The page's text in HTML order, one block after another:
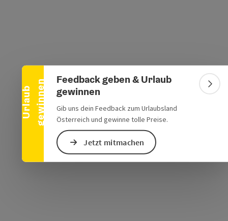
U
r
l
a
u
b
g
e
w
i
n
n
e n
Banner einklappen
Feedback geben & Urlaub
gewinnen
Gib uns dein Feedback zum Urlaubsland
Österreich und gewinne tolle Preise.
Jetzt mitmachen